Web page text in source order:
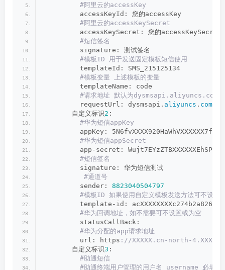
#阿里云的accessKey
         accessKeyId: 您的accessKey
#阿里云的accessKeySecret
         accessKeySecret: 您的accessKeySecret
#短信签名
         signature: 测试签名
#模板ID 用于发送固定模板短信使用
         templateId: SMS_215125134
#模板变量 上述模板的变量
         templateName: code
#请求地址 默认为dysmsapi.aliyuncs.com 如
         requestUrl: dysmsapi.
aliyuncs . com
       自定义标识
2 :
#华为短信appKey
         appKey: 5N6fvXXXX920HaWhVXXXXXX7fYa
#华为短信appSecret
app-secret:
#短信签名
         signature: 华为短信测试
#通道号
         sender:
8823040504797
#模板ID 如果使用自定义模板发送方法可不设定
template-id:
#华为回调地址，如不需要可不设置或为空
         statusCallBack:
#华为分配的app请求地址
         url: https
://XXXXX.cn-north-
       自定义标识
3 :
#助通短信
#助通终端用户管理的用户名 username 必